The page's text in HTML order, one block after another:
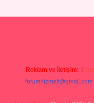
Reklam ve İletişim: E-
forumhizmeti@gmail.com